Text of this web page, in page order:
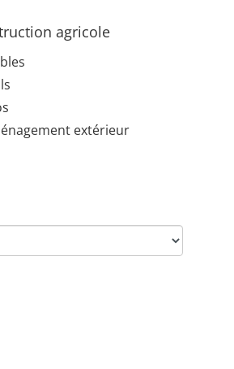
agricole
extérieur